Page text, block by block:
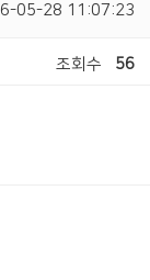
05-28 11:07:23
조회수 56